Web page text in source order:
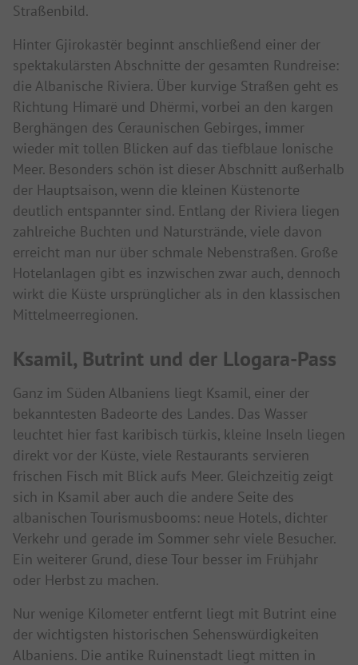
Straßenbild.
Hinter Gjirokastër beginnt anschließend einer der
spektakulärsten Abschnitte der gesamten Rundreise:
die Albanische Riviera. Über kurvige Straßen geht es
Richtung Himarë und Dhërmi, vorbei an den kargen
Berghängen des Ceraunischen Gebirges, immer
wieder mit tollen Blicken auf das tiefblaue Ionische
Meer. Besonders schön ist dieser Abschnitt außerhalb
der Hauptsaison, wenn die kleinen Küstenorte
deutlich entspannter sind. Entlang der Riviera liegen
zahlreiche Buchten und Naturstrände, viele davon
erreicht man nur über schmale Nebenstraßen. Große
Hotelanlagen gibt es inzwischen zwar auch, dennoch
wirkt die Küste ursprünglicher als in den klassischen
Mittelmeerregionen.
Ksamil, Butrint und der Llogara-Pass
Ganz im Süden Albaniens liegt Ksamil, einer der
bekanntesten Badeorte des Landes. Das Wasser
leuchtet hier fast karibisch türkis, kleine Inseln liegen
direkt vor der Küste, viele Restaurants servieren
frischen Fisch mit Blick aufs Meer. Gleichzeitig zeigt
sich in Ksamil aber auch die andere Seite des
albanischen Tourismusbooms: neue Hotels, dichter
Verkehr und gerade im Sommer sehr viele Besucher.
Ein weiterer Grund, diese Tour besser im Frühjahr
oder Herbst zu machen.
Nur wenige Kilometer entfernt liegt mit Butrint eine
der wichtigsten historischen Sehenswürdigkeiten
Albaniens. Die antike Ruinenstadt liegt mitten in